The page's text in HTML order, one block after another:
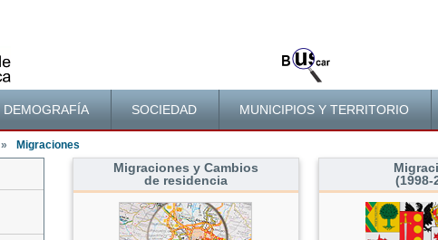
DEMOGRAFÍA SOCIEDAD MUNICIPIOS Y TERRITORIO
» Migraciones
Cuentasontenido principal
Migraciones y Cambios
de residencia
(1998-